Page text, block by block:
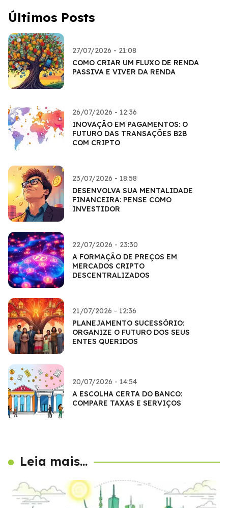
Últimos Posts
27/07/2026 - 21:08
COMO CRIAR UM FLUXO DE RENDA
PASSIVA E VIVER DA RENDA
26/07/2026 - 12:36
INOVAÇÃO EM PAGAMENTOS: O
FUTURO DAS TRANSAÇÕES B2B
COM CRIPTO
23/07/2026 - 18:58
DESENVOLVA SUA MENTALIDADE
FINANCEIRA: PENSE COMO
INVESTIDOR
22/07/2026 - 23:30
A FORMAÇÃO DE PREÇOS EM
MERCADOS CRIPTO
DESCENTRALIZADOS
21/07/2026 - 12:36
PLANEJAMENTO SUCESSÓRIO:
ORGANIZE O FUTURO DOS SEUS
ENTES QUERIDOS
20/07/2026 - 14:54
A ESCOLHA CERTA DO BANCO:
COMPARE TAXAS E SERVIÇOS
Leia mais...